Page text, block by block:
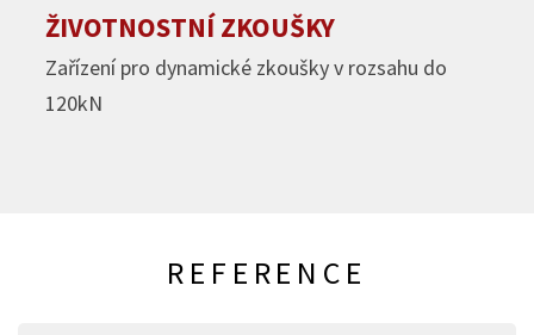
ŽIVOTNOSTNÍ ZKOUŠKY
Zařízení pro dynamické zkoušky v rozsahu do
120kN
REFERENCE